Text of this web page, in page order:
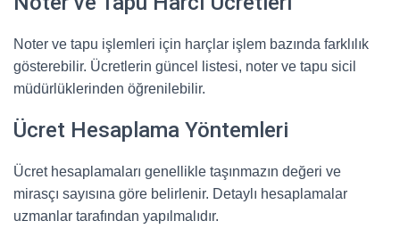
Noter ve tapu işlemleri için harçlar işlem bazında farklılık
gösterebilir. Ücretlerin güncel listesi, noter ve tapu sicil
müdürlüklerinden öğrenilebilir.
Ücret Hesaplama Yöntemleri
Ücret hesaplamaları genellikle taşınmazın değeri ve
mirasçı sayısına göre belirlenir. Detaylı hesaplamalar
uzmanlar tarafından yapılmalıdır.